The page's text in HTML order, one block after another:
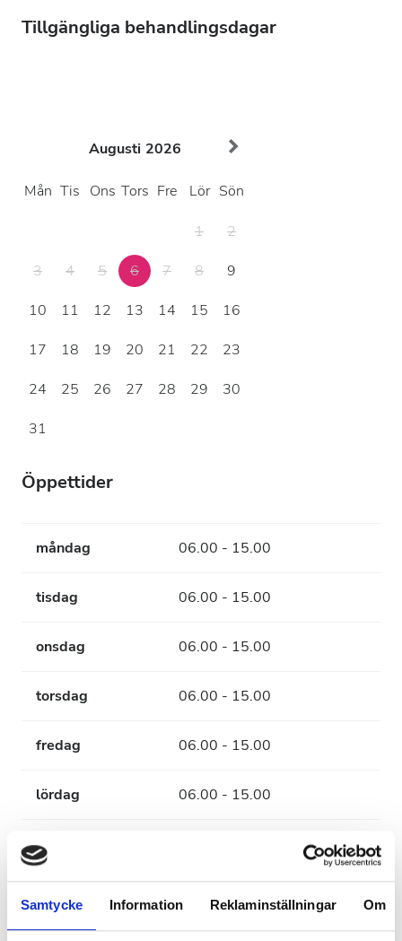
Samtycke Information Reklaminställningar Om
Tillgängliga behandlingsdagar
Augusti 2026
Mån Tis Ons Tors Fre Lör Sön
1
2
3
4 5 6 7 8
9
10
11 12 13 14 15
16
17
18 19 20 21 22
23
24
25 26 27 28 29
30
31
Öppettider
måndag 06.00 - 15.00
tisdag 06.00 - 15.00
onsdag 06.00 - 15.00
torsdag 06.00 - 15.00
fredag 06.00 - 15.00
lördag 06.00 - 15.00
söndag
Anställda